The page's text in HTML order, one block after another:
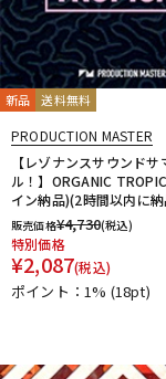
新品 送料無料
PRODUCTION MASTER
【レゾナンスサウンドサ
ル！】ORGANIC
イン納品)(2時間以内に納
販売価格¥4,730(税込)
特別価格
¥2,087(税込)
ポイント：1% (18pt)